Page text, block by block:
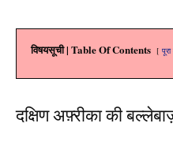
विषयसूची | Table Of Contents
दक्षिण अफ़्रीका की